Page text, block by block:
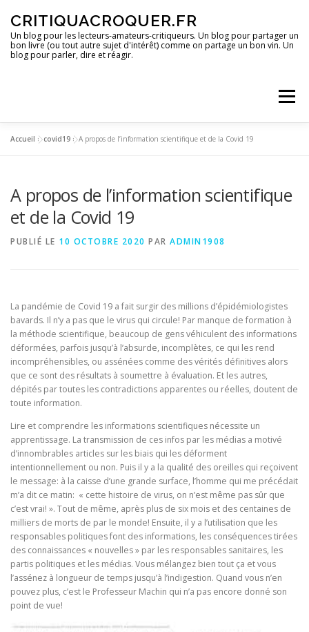
contenu
CRITIQUACROQUER.FR
Un blog pour les lecteurs-amateurs-critiqueurs. Un blog pour partager un
bon livre (ou tout autre sujet d'intérêt) comme on partage un bon vin. Un
blog pour parler, dire et réagir.
Menu
DES IMAGES DES SPECTACLES DES OPINIONS
Accueil »covid19 »A propos de l’information scientifique et de la Covid 19
A propos de l’information scientifique
et de la Covid 19
PUBLIÉ LE 10 OCTOBRE 2020 PAR ADMIN1908
La pandémie de Covid 19 a fait surgir des millions d’épidémiologistes
bavards. Il n’y a pas que le virus qui circule! Par manque de formation à
la méthode scientifique, beaucoup de gens véhiculent des informations
déformées, parfois jusqu’à l’absurde, incomplètes, ce qui les rend
incompréhensibles, ou assénées comme des vérités définitives alors
que ce sont des résultats à soumettre à évaluation. Et les autres,
dépités par toutes les contradictions apparentes ou réelles, doutent de
toute information.
Lire et comprendre les informations scientifiques nécessite un
apprentissage. La transmission de ces infos par les médias a motivé
d’innombrables articles sur les biais qui les déforment
intentionnellement ou non. Puis il y a la qualité des oreilles qui reçoivent
le message: à la caisse d’une grande surface, l’homme qui me précédait
m’a dit ce matin: « cette histoire de virus, on n’est même pas sûr que
c’est vrai! ». Tout de même, après plus de six mois et des centaines de
milliers de morts de par le monde! Ensuite, il y a l’utilisation que les
responsables politiques font des informations, les conséquences tirées
des connaissances « nouvelles » par les responsables sanitaires, les
partis politiques et les médias. Vous mélangez bien tout ça et vous
l’assénez à longueur de temps jusqu’à l’indigestion. Quand vous n’en
pouvez plus, c’est le Professeur Machin qui n’a pas encore donné son
point de vue!